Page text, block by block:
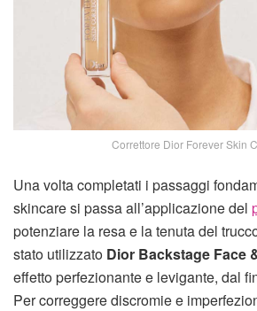
Correttore Dior Forever Skin
Una volta completati i passaggi
skincare si passa all’applicazione del
potenziare la resa e la tenuta del
stato utilizzato Dior Backstage Face
effetto perfezionante e levigante, dal
Per correggere discromie e